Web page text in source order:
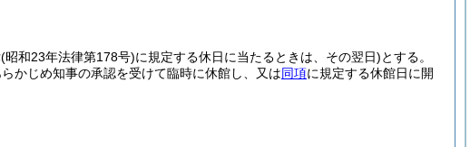
(昭和23年法律第178号)に規定する休日に当たるときは、その翌日)とする。
かじめ知事の承認を受けて臨時に休館し、又は同項に規定する休館日に開